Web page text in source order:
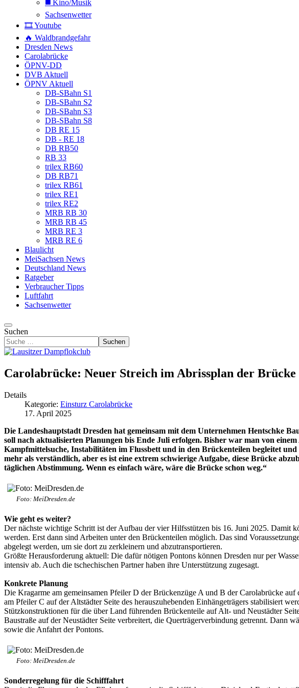
◼️ Kino/Musik
Sachsenwetter
🎞️ Youtube
🔥 Waldbrandgefahr
Dresden News
Carolabrücke
ÖPNV-DD
DVB Aktuell
ÖPNV Aktuell
DB-SBahn S1
DB-SBahn S2
DB-SBahn S3
DB-SBahn S8
DB RE 15
DB - RE 18
DB RB50
RB 33
trilex RB60
DB RB71
trilex RB61
trilex RE1
trilex RE2
MRB RB 30
MRB RB 45
MRB RE 3
MRB RE 6
Blaulicht
MeiSachsen News
Deutschland News
Ratgeber
Verbraucher Tipps
Luftfahrt
Sachsenwetter
Suchen
Suchen
Carolabrücke: Neuer Streich im Abrissplan der
Details
Kategorie: Einsturz Carolabrücke
17. April 2025
Die Landeshauptstadt Dresden hat gemeinsam mit dem Unternehmen Hentschke
soll nach aktualisierten Planungen bis Ende Juli erfolgen. Bisher war man von
Kampfmittelsuche, Instabilitäten im Flussbett und in den Brückenteilen begleitet
mehr als verständlich, aber es ist eine extrem schwierige Aufgabe, diese Brücke
täglichen Abstimmung. Wenn es einfach wäre, wäre die Brücke schon weg.“
Foto: MeiDresden.de
Wie geht es weiter?
Der nächste wichtige Schritt ist der Aufbau der vier Hilfsstützen bis 16. Juni 2025. Damit
werden. Erst dann sind Arbeiten unter den Brückenteilen möglich. Das sind
abgelegt werden, um sie dort zu zerkleinern und abzutransportieren.
Größte Herausforderung aktuell: Die dafür nötigen Pontons können Dresden nur per
intensiv ab. Auch die tschechischen Partner haben ihre Unterstützung zugesagt.
Konkrete Planung
Die Kragarme am gemeinsamen Pfeiler D der Brückenzüge A und B der Carolabrücke
am Pfeiler C auf der Altstädter Seite des herauszuhebenden Einhängeträgers stabilisiert
Stützkonstruktionen für die über Land führenden Brückenteile auf Alt- und Neustädter
Baustraße auf der Neustädter Seite verbreitert, die Querträgerverbindung getrennt. Dann
sowie die Anfahrt der Pontons.
Foto: MeiDresden.de
Sonderregelung für die Schifffahrt